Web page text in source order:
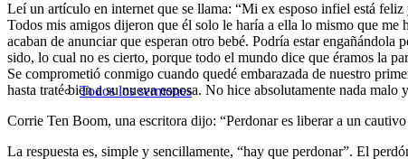
Todos los sermones
Leí un artículo en internet que se llama: “Mi ex esposo infiel está
Todos mis amigos dijeron que él solo le haría a ella lo mismo que
acaban de anunciar que esperan otro bebé. Podría estar
sido, lo cual no es cierto, porque todo el mundo dice que éramos la
Se comprometió conmigo cuando quedé embarazada de nuestro
hasta traté bien a su nueva esposa. No hice absolutamente nada
Corrie Ten Boom, una escritora dijo: “Perdonar es liberar a un
La respuesta es, simple y sencillamente, “hay que perdonar”. El